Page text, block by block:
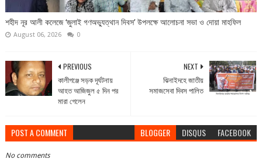
শহীদ নূর আলী কলেজে ‘জুলাই গণঅভ্যুত্থান দিবস’ উপলক্ষে আলোচনা সভা ও দোয়া মাহফিল
August 06, 2026 0
NEXT
ঝিনাইদহে জাতীয়
সমাজসেবা দিবস পালিত
PREVIOUS
কালীগঞ্জে সড়ক দূর্ঘটনায়
আহত আজিজুল ৫ দিন পর
মারা গেলেন
POST A COMMENT BLOGGER DISQUS FACEBOOK
No comments